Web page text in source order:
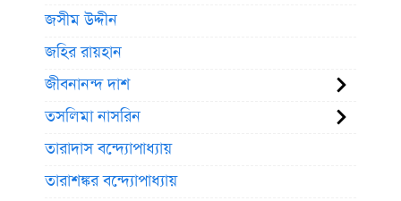
জসীম উদ্দীন
জহির রায়হান
জীবনানন্দ দাশ
তসলিমা নাসরিন
তারাদাস বন্দ্যোপাধ্যায়
তারাশঙ্কর বন্দ্যোপাধ্যায়